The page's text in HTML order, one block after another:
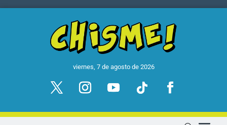
viernes, 7 de agosto de 2026